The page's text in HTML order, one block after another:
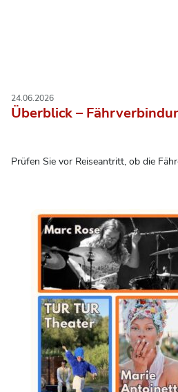
Überblick –
24.06.2026
Prüfen Sie vor Reiseantritt, ob die